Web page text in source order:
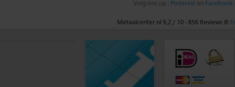
Volg ons op : Pinterest en Facebook
Metaalcenter.nl 9,2 / 10 -856 Reviews @